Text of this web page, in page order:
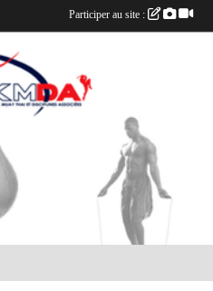
Participer au site :